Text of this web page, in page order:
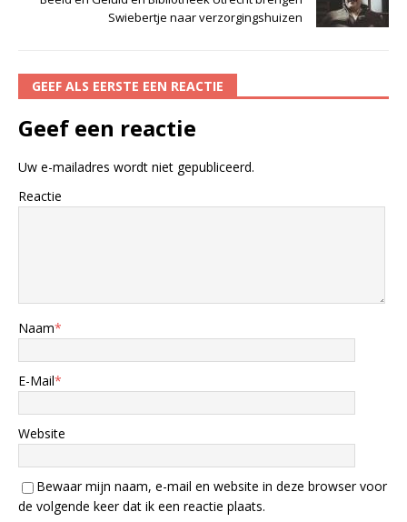
Swiebertje naar verzorgingshuizen
GEEF ALS EERSTE EEN REACTIE
Geef een reactie
Uw e-mailadres wordt niet gepubliceerd.
Reactie
Naam*
E-Mail*
Website
Bewaar mijn naam, e-mail en website in deze browser voor
de volgende keer dat ik een reactie plaats.